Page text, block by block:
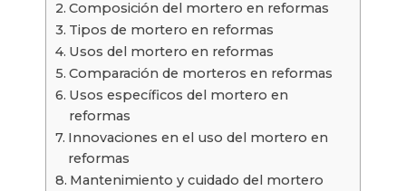
Composición del mortero en reformas
Tipos de mortero en reformas
Usos del mortero en reformas
Comparación de morteros en reformas
Usos específicos del mortero en
reformas
Innovaciones en el uso del mortero en
reformas
Mantenimiento y cuidado del mortero